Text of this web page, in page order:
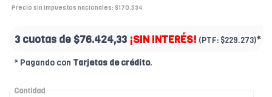
Precio sin impuestos nacionales: $170.534
3 cuotas de $76.424,33 ¡SIN INTERÉS! (PTF: $229.273)*
* Pagando con Tarjetas de crédito.
Cantidad